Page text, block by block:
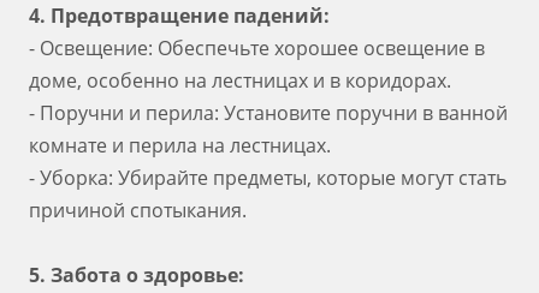
4. Предотвращение падений:
- Освещение: Обеспечьте хорошее освещение в
доме, особенно на лестницах и в коридорах.
- Поручни и перила: Установите поручни в ванной
комнате и перила на лестницах.
- Уборка: Убирайте предметы, которые могут стать
причиной спотыкания.
5. Забота о здоровье: